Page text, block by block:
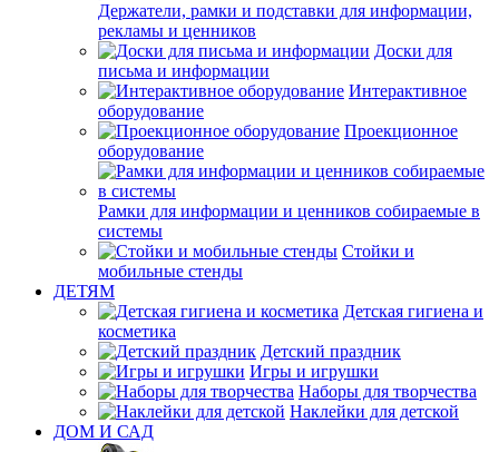
Держатели, рамки и подставки для информации,
рекламы и ценников
Доски для
письма и информации
Интерактивное
оборудование
Проекционное
оборудование
Рамки для информации и ценников собираемые в
системы
Стойки и
мобильные стенды
ДЕТЯМ
Детская гигиена и
косметика
Детский праздник
Игры и игрушки
Наборы для творчества
Наклейки для детской
ДОМ И САД